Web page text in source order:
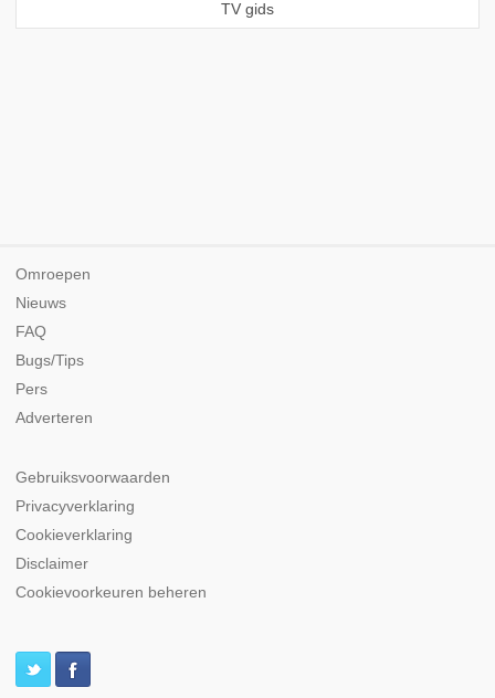
TV gids
Omroepen
Nieuws
FAQ
Bugs/Tips
Pers
Adverteren
Gebruiksvoorwaarden
Privacyverklaring
Cookieverklaring
Disclaimer
Cookievoorkeuren beheren